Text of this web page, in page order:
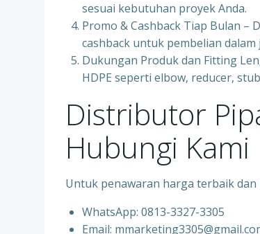
sesuai kebutuhan proyek Anda.
Promo & Cashback Tiap Bulan
cashback untuk pembelian
Dukungan Produk dan Fitting
HDPE seperti elbow, reducer,
Distributor
Hubungi Kami
Untuk penawaran harga terbaik
WhatsApp: 0813-3327-3305
Email: